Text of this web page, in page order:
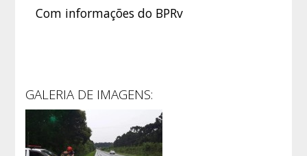
Com informações do BPRv
GALERIA DE IMAGENS: